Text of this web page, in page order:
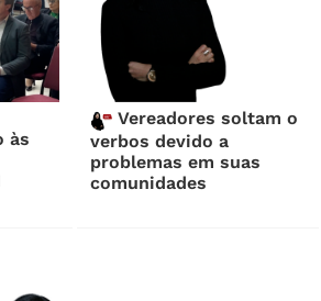
às
Vereadores soltam o
verbos devido a
problemas em suas
comunidades